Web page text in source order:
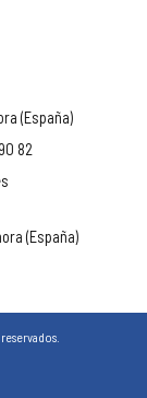
(España)
82
(España)